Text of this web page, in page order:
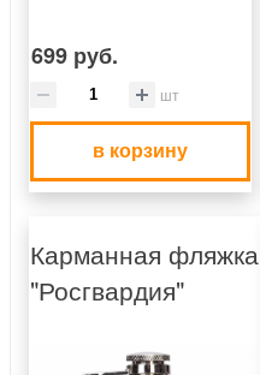
699 руб.
шт
в корзину
Карманная фляжка
"Росгвардия"